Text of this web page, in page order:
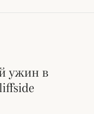
ужин в